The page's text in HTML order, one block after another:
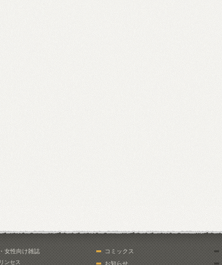
女性向け雑誌
ンセス
コミックス
お知らせ